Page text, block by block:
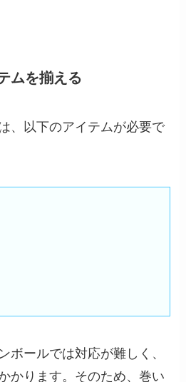
ムを揃える
、以下のアイテムが必要で
ボールでは対応が難しく、
かります。そのため、巻い